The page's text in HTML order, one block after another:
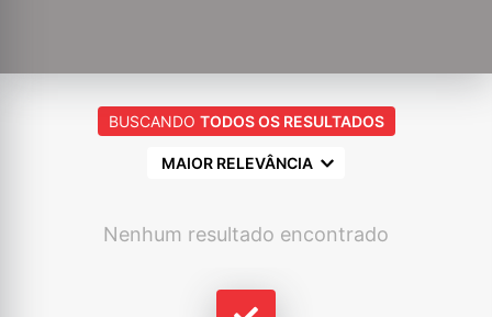
BUSCANDO TODOS OS RESULTADOS
MAIOR RELEVÂNCIA
Nenhum resultado encontrado